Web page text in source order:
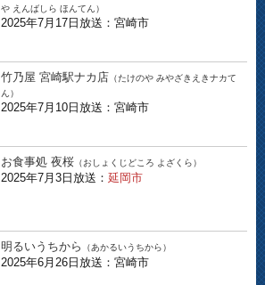
や えんばしら ほんてん）
2025年7月17日放送：宮崎市
竹乃屋 宮崎駅ナカ店 （たけのや みやざきえきナカて
ん）
2025年7月10日放送：宮崎市
お食事処 夜桜 （おしょくじどころ よざくら）
2025年7月3日放送： 延岡市
明るいうちから （あかるいうちから）
2025年6月26日放送：宮崎市